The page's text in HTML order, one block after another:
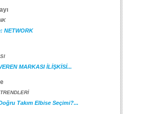
NETWORK
MARKASI İLİŞKİSİ...
Takım Elbise Seçimi?...